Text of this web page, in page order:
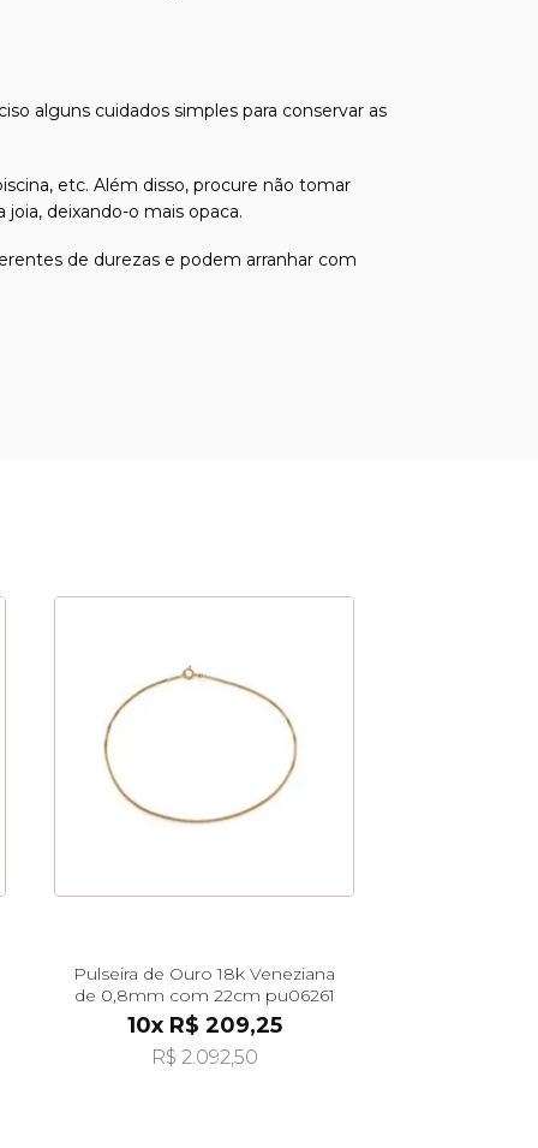
alguns cuidados simples para conservar as
etc. Além disso, procure não tomar
deixando-o mais opaca.
de durezas e podem arranhar com
Pulseira de Ouro 18k Veneziana
de 0,8mm com 22cm pu06261
10x R$ 209,25
R$ 2.092,50